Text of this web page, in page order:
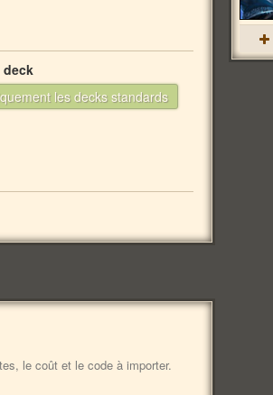
deck
les decks standards
le coût et le code à importer.